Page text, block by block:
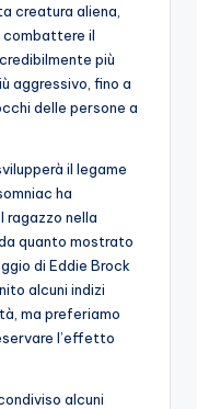
creatura aliena,
il
più
aggressivo, fino a
delle persone a
il legame
ha
ragazzo nella
quanto mostrato
di Eddie Brock
alcuni indizi
ma preferiamo
l’effetto
alcuni